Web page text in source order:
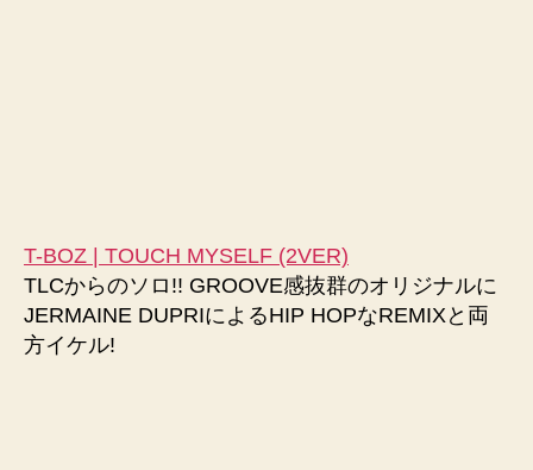
T-BOZ | TOUCH MYSELF (2VER)
TLCからのソロ!! GROOVE感抜群のオリジナルに
JERMAINE DUPRIによるHIP HOPなREMIXと両
方イケル!